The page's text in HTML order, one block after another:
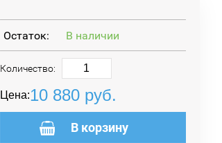
Цена:10 880руб.
Остаток: В наличии
Количество:
В корзину